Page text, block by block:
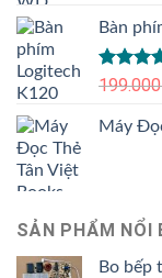
Bàn
Được
4.00 5
sao
Máy
SẢN PHẨM NỔI
Bo bếp